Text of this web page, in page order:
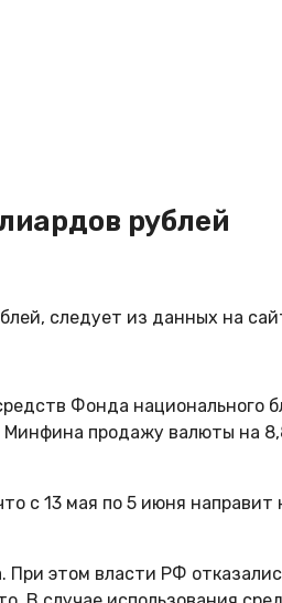
рублей
следует из данных на
Фонда национального
Минфина продажу валюты на
с 13 мая по 5 июня направит
этом власти РФ